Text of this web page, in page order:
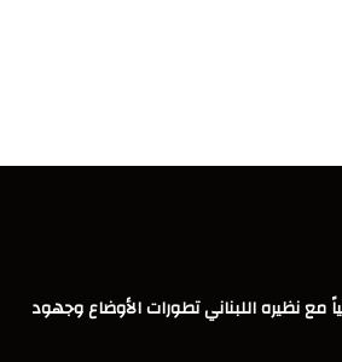
مع نظيره اللبناني تطورات الأوضاع وجهود